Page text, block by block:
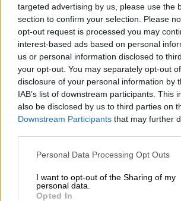
targeted advertising by us, please use the
section to confirm your selection. Please
opt-out request is processed you may
interest-based ads based on personal
us or personal information disclosed to
your opt-out. You may separately opt-out
disclosure of your personal information by
IAB’s list of downstream participants. This
also be disclosed by us to third parties on
Downstream Participants that may further
Personal Data Processing Opt Outs
I want to opt-out of the Sharing of my
personal data.
Opted In
05.08.2026
Ε.Ε και παράνομη μετανάστευση:
παρονομαστή το κοινό συμφέρον
05.08.2026
Αντώνης Βουκλαρής - «ΕΡΡΙΚΟΣ ΝΤΥΝΑΝ»
05.08.2026
Η νέα εποχή στην εκπαίδευση των
διαμεσολαβητών
ΠΕΡΙΣΣΟΤΕΡΑ